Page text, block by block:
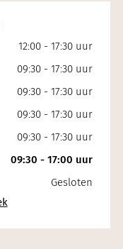
12:00 - 17:30 uur
09:30 - 17:30 uur
09:30 - 17:30 uur
09:30 - 17:30 uur
09:30 - 17:30 uur
09:30 - 17:00 uur
Gesloten